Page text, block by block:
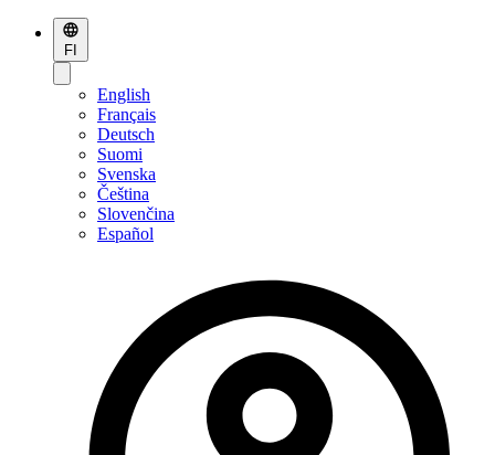
FI
English
Français
Deutsch
Suomi
Svenska
Čeština
Slovenčina
Español